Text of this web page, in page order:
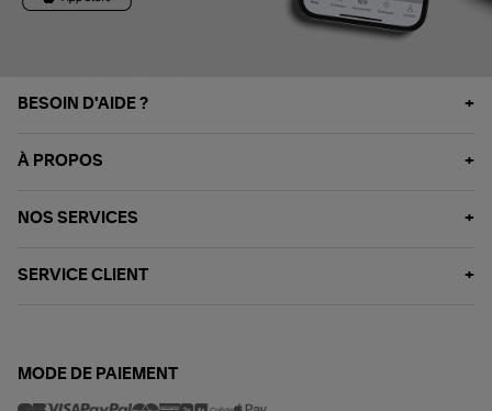
BESOIN D'AIDE ?
À PROPOS
NOS SERVICES
SERVICE CLIENT
MODE DE PAIEMENT